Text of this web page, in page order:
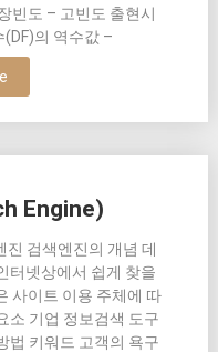
빈도 – 고빈도 출현시
의 역수값 –
Engine)
진 검색엔진의 개념 데
터넷상에서 쉽게 찾을
사이트 이용 주체에 따
소 기업 정보검색 도구
법 키워드 고객의 욕구